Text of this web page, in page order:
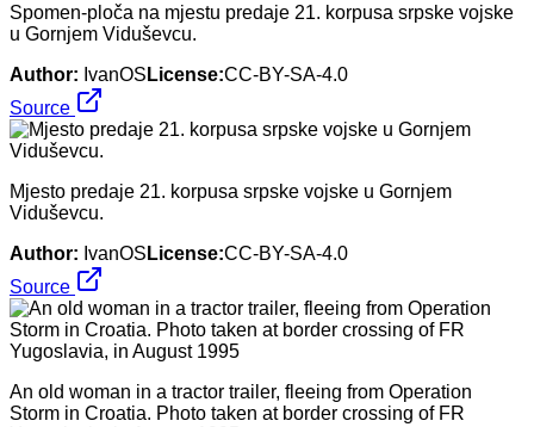
Spomen-ploča na mjestu predaje 21. korpusa srpske vojske
u Gornjem Viduševcu.
Author: IvanOS License:CC-BY-SA-4.0
Source
Mjesto predaje 21. korpusa srpske vojske u Gornjem
Viduševcu.
Author: IvanOS License:CC-BY-SA-4.0
Source
An old woman in a tractor trailer, fleeing from Operation
Storm in Croatia. Photo taken at border crossing of FR